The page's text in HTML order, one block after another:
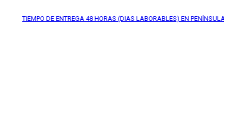
DE ENTREGA 48 HORAS (DIAS LABORABLES) EN PENÍNSULA*